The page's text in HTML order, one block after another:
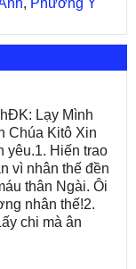
, Phương Ý
Lạy Mình
Chúa Kitô Xin
yêu.1. Hiến trao
vì nhân thế đền
thân Ngài. Ôi
nhân thế!2.
chi mà ân